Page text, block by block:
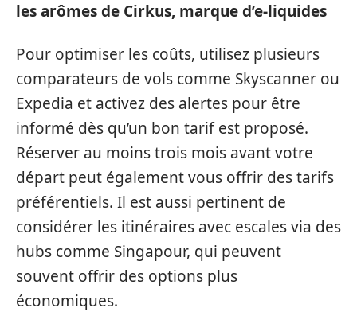
les arômes de Cirkus, marque d’e-liquides
Pour optimiser les coûts, utilisez plusieurs
comparateurs de vols comme Skyscanner ou
Expedia et activez des alertes pour être
informé dès qu’un bon tarif est proposé.
Réserver au moins trois mois avant votre
départ peut également vous offrir des tarifs
préférentiels. Il est aussi pertinent de
considérer les itinéraires avec escales via des
hubs comme Singapour, qui peuvent
souvent offrir des options plus
économiques.